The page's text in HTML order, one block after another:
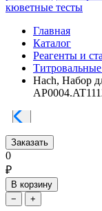
кюветные тесты
Главная
Каталог
Реагенты и
Hach, Набор
Заказать
0
₽
В корзину
−
+